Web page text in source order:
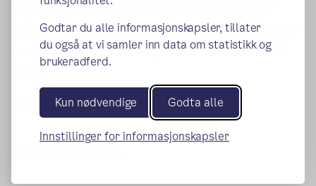
Godtar du alle informasjonskapsler, tillater
du også at vi samler inn data om statistikk og
brukeradferd.
Kun nødvendige Godta alle
Innstillinger for informasjonskapsler
behov senere i skoleløpet. Flere skoler
velger nå en systematisk deling av klasser
mellom 4. og 5. trinn, eller siste del av 7.
Rutine for endring av klassesammensetning